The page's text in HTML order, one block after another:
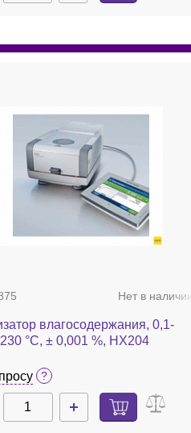
Нет в наличии
влагосодержания, 0,1-
230 °С, ± 0,001 %, HX204